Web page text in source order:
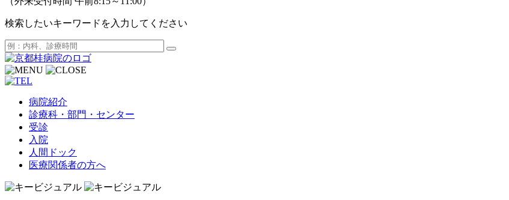
検索したいキーワードを入力してください
病院紹介
診療科・部門・センター
受診
入院
人間ドック
医療関係者の方へ